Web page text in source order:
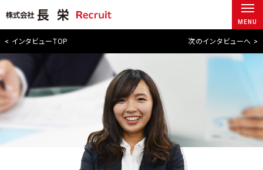
MENU
< インタビューTOP 次のインタビューへ >